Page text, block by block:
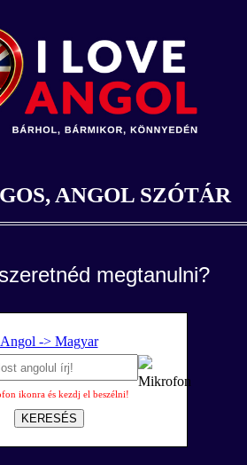
ANGOL SZÓTÁR
megtanulni?
Angol -> Magyar
ikonra és kezdj el beszélni!
KERESÉS